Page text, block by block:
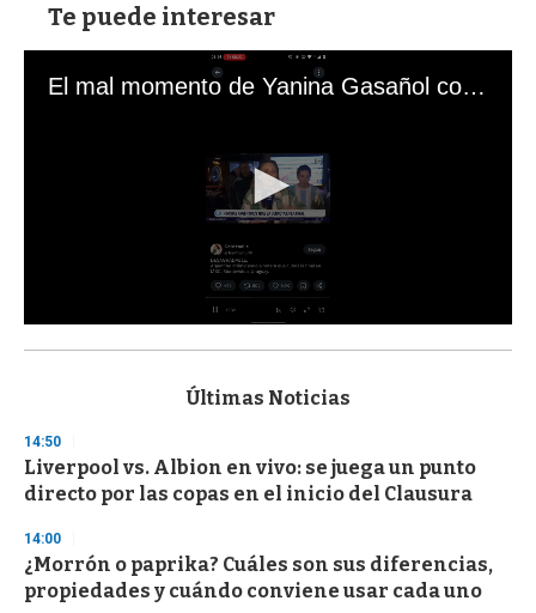
Te puede interesar
El mal momento de Yanina Gasañol con un hincha argentino en "Subrayado"
s
d
s
o
f
3
s
e
c
Últimas Noticias
14:50
Liverpool vs. Albion en vivo: se juega un punto
directo por las copas en el inicio del Clausura
14:00
¿Morrón o paprika? Cuáles son sus diferencias,
propiedades y cuándo conviene usar cada uno